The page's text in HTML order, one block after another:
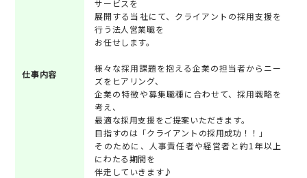
仕事内容
サービスを
展開する当社にて、クライアントの採用支援を
行う法人営業職を
お任せします。
様々な採用課題を抱える企業の担当者からニー
ズをヒアリング、
企業の特徴や募集職種に合わせて、採用戦略を
考え、
最適な採用支援をご提案いただきます。
目指すのは「クライアントの採用成功！！」
そのために、人事責任者や経営者と約1年以上
にわたる期間を
伴走していきます♪